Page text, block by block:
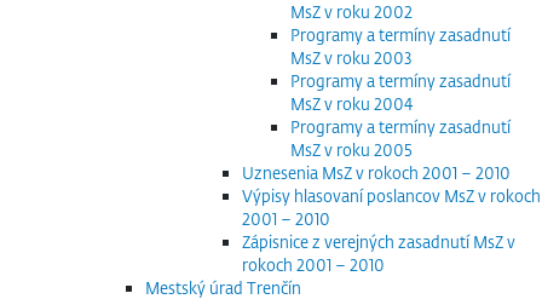
MsZ v roku 2002
Programy a termíny zasadnutí
MsZ v roku 2003
Programy a termíny zasadnutí
MsZ v roku 2004
Programy a termíny zasadnutí
MsZ v roku 2005
Uznesenia MsZ v rokoch 2001 – 2010
Výpisy hlasovaní poslancov MsZ v rokoch
2001 – 2010
Zápisnice z verejných zasadnutí MsZ v
rokoch 2001 – 2010
Mestský úrad Trenčín